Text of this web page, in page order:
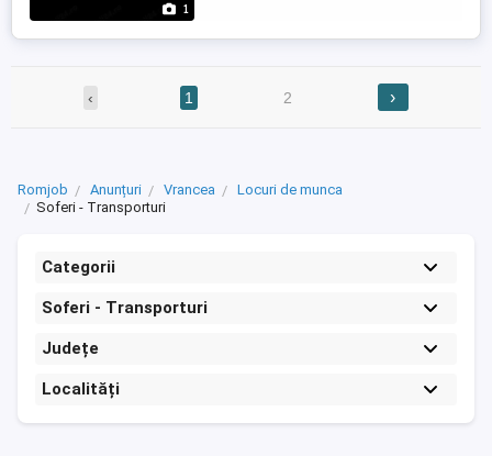
1
‹ 1 2 ›
Romjob Anunțuri Vrancea
Locuri de munca
Soferi - Transporturi
Categorii
Soferi - Transporturi
Județe
Localități